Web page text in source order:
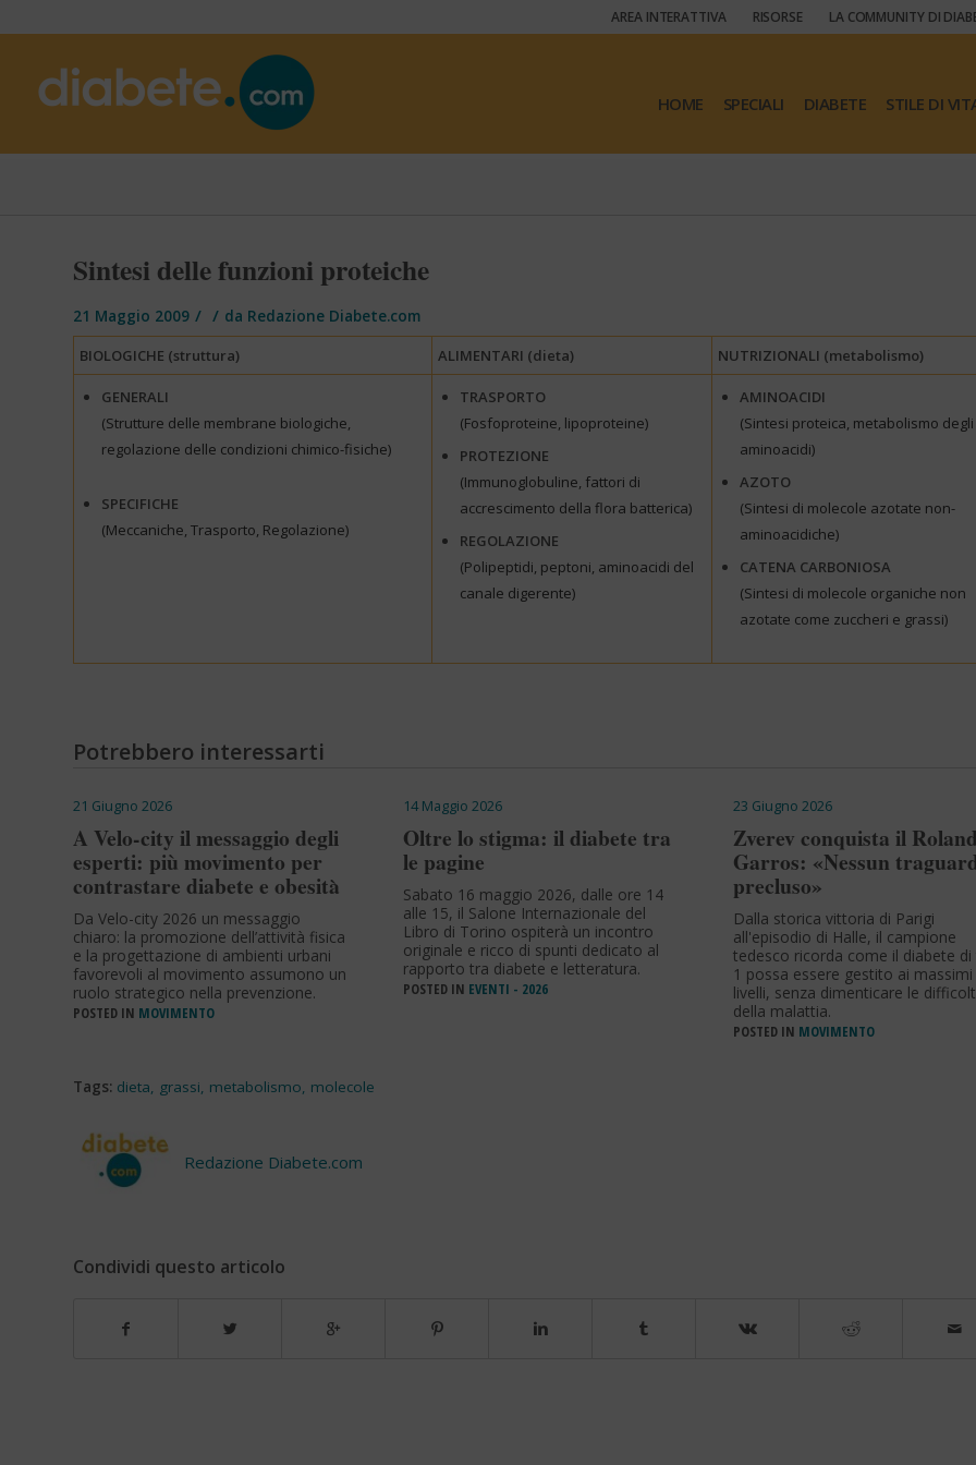
AREA INTERATTIVA RISORSE LA COMMUNITY DI
HOME SPECIALI DIABETE STILE DI
Sintesi delle funzioni proteiche
21 Maggio 2009 / / da Redazione Diabete.com
BIOLOGICHE (struttura)
ALIMENTARI (dieta) NUTRIZIONALI (metabolismo)
GENERALI
(Strutture delle membrane biologiche,
regolazione delle condizioni chimico-fisiche)
SPECIFICHE
(Meccaniche, Trasporto, Regolazione)
TRASPORTO
(Fosfoproteine, lipoproteine)
PROTEZIONE
(Immunoglobuline, fattori di
accrescimento della flora batterica)
REGOLAZIONE
(Polipeptidi, peptoni, aminoacidi del
canale digerente)
AMINOACIDI
(Sintesi proteica, metabolismo degli
aminoacidi)
AZOTO
(Sintesi di molecole azotate non-
aminoacidiche)
CATENA CARBONIOSA
(Sintesi di molecole organiche non
azotate come zuccheri e grassi)
Potrebbero interessarti
21 Giugno 2026
A Velo-city il messaggio degli
esperti: più movimento per
contrastare diabete e obesità
Da Velo-city 2026 un messaggio
chiaro: la promozione dell’attività fisica
e la progettazione di ambienti urbani
favorevoli al movimento assumono un
ruolo strategico nella prevenzione.
POSTED IN MOVIMENTO
14 Maggio 2026
Oltre lo stigma: il diabete tra
le pagine
Sabato 16 maggio 2026, dalle ore 14
alle 15, il Salone Internazionale del
Libro di Torino ospiterà un incontro
originale e ricco di spunti dedicato al
rapporto tra diabete e letteratura.
POSTED IN EVENTI - 2026
23 Giugno 2026
Zverev conquista il Roland
Garros: «Nessun
precluso»
Dalla storica vittoria di Parigi
all'episodio di Halle, il campione
tedesco ricorda come il diabete di
1 possa essere gestito ai massimi
livelli, senza dimenticare le
della malattia.
POSTED IN MOVIMENTO
Tags: dieta grassi metabolismo molecole
Redazione Diabete.com
Condividi questo articolo